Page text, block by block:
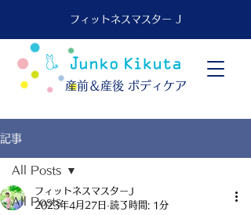
フィットネスマスター J
​産前＆産後 ボディケア
記事
All Posts
All Posts
フィットネスマスターJ
2023年4月27日 読了時間: 1分